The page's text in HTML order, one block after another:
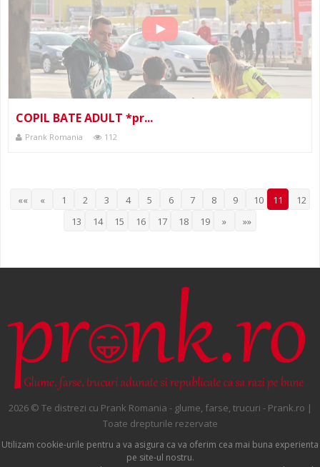
COPIL BATE ADULT *pr...
Prank Romania 112
«« « 1 2 3 4 5 6 7 8 9 10 11
12
13
14 15 16 17 18 19 » »»
2026 © Te distrezi cu Prank Romania - glume, farse, trucuri - Prank.ro |
Toate drepturile rezervate
Utilizam cookie-urile pentru a va asigura ca va oferim cea mai buna experienta
pe site-ul nostru.